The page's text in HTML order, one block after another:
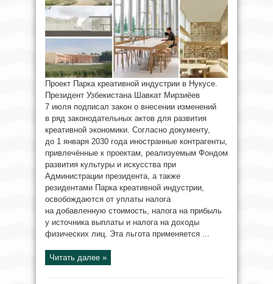
Проект Парка креативной индустрии в Нукусе.
Президент Узбекистана Шавкат Мирзиёев
7 июля подписал закон о внесении изменений
в ряд законодательных актов для развития
креативной экономики. Согласно документу,
до 1 января 2030 года иностранные контрагенты,
привлечённые к проектам, реализуемым Фондом
развития культуры и искусства при
Администрации президента, а также
резидентами Парка креативной индустрии,
освобождаются от уплаты налога
на добавленную стоимость, налога на прибыль
у источника выплаты и налога на доходы
физических лиц. Эта льгота применяется ...
Читать далее »